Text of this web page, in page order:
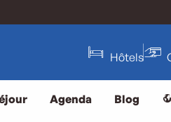
Hôtels
Agenda Blog